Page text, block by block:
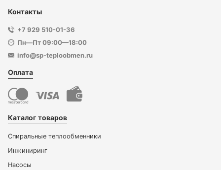
Контакты
+7 929 510-01-36
Пн—Пт 09:00—18:00
info@sp-teploobmen.ru
Оплата
Каталог товаров
Спиральные теплообменники
Инжиниринг
Насосы